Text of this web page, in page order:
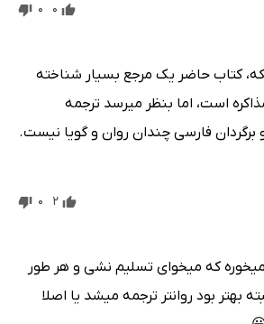
0
0
کتاب حاضر یک مرجع بسیار شناخته
است، اما بنظر میرسد ترجمه
فارسی چندان روان و گویا نیست.
2
0
که میخوای تسلیم نشی و هر طور
بهتر بود روانتر ترجمه میشد یا اصلا